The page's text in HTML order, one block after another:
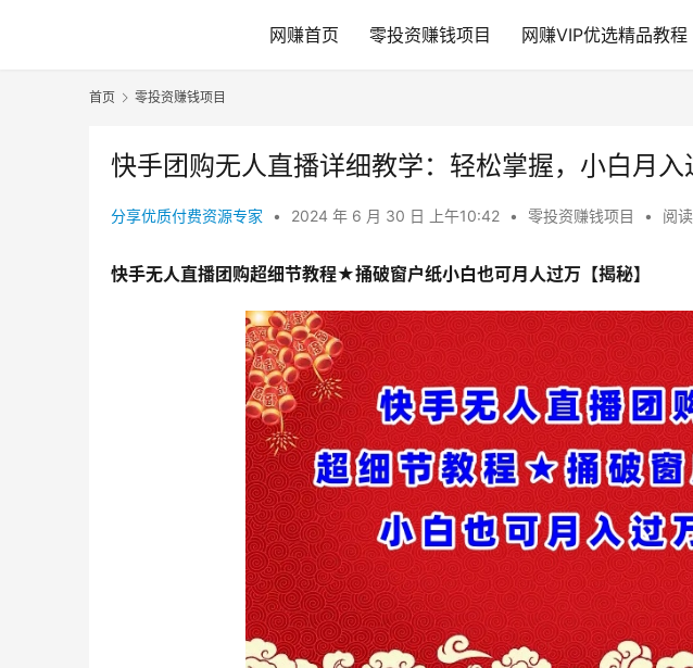
网赚首页 零投资赚钱项目 网赚VIP优选精品教程
首页 零投资赚钱项目
快手团购无人直播详细教学：轻松掌握，小白月入
分享优质付费资源专家 • 2024 年 6 月 30 日 上午10:42 • 零投资赚钱项目 • 阅
快手无人直播团购超细节教程★捅破窗户纸小白也可月人过万【揭秘】